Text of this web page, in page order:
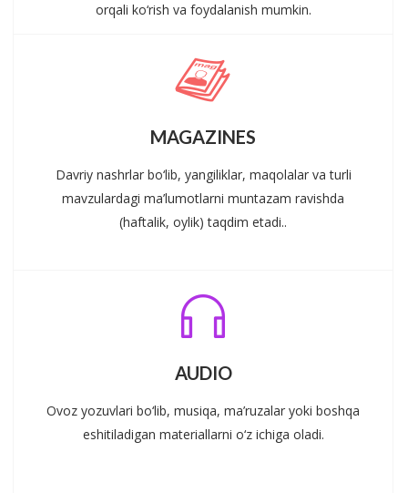
orqali ko‘rish va foydalanish mumkin.
MAGAZINES
Davriy nashrlar bo‘lib, yangiliklar, maqolalar va turli
mavzulardagi ma’lumotlarni muntazam ravishda
(haftalik, oylik) taqdim etadi..
AUDIO
Ovoz yozuvlari bo‘lib, musiqa, ma’ruzalar yoki boshqa
eshitiladigan materiallarni o‘z ichiga oladi.